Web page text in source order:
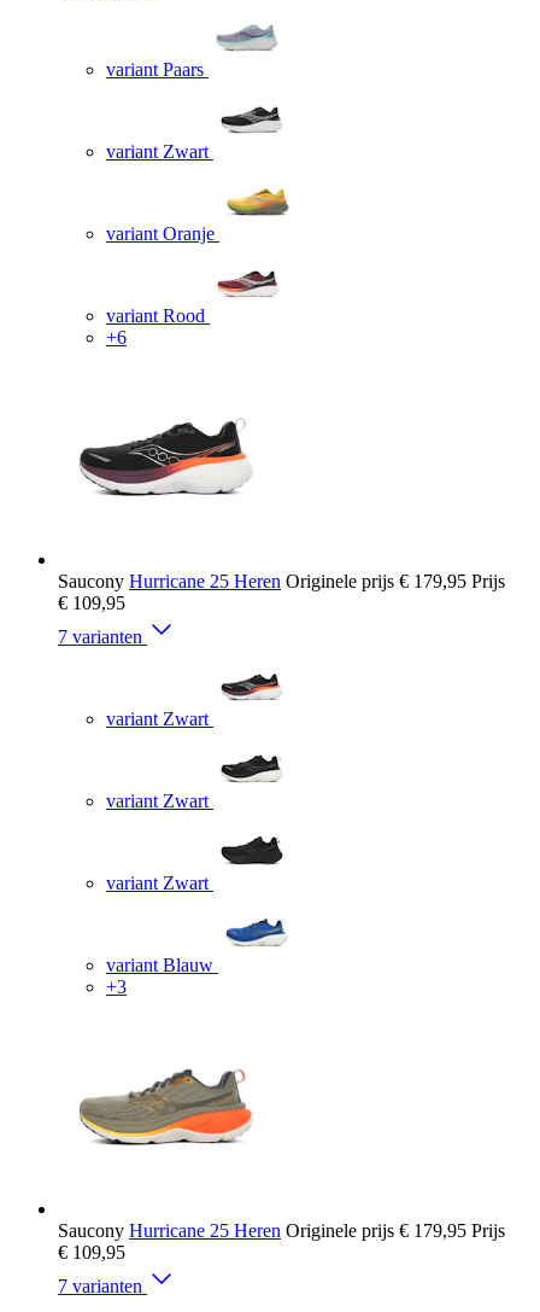
variant Paars
variant Zwart
variant Oranje
variant Rood
+6
Saucony Hurricane 25 Heren Originele prijs € 179,95 Prijs
€ 109,95
7 varianten
variant Zwart
variant Zwart
variant Zwart
variant Blauw
+3
Saucony Hurricane 25 Heren Originele prijs € 179,95 Prijs
€ 109,95
7 varianten